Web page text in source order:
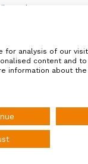
à la
Etude
dans la région
sous l’angle de
le télétravail »
plus loin
la dette sociale
for analysis of our
content and to
information about